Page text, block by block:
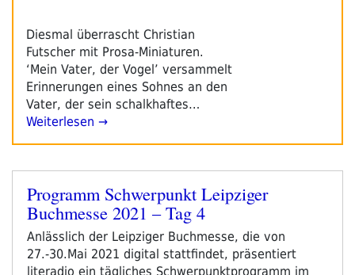
Diesmal überrascht Christian
Futscher mit Prosa-Miniaturen.
‘Mein Vater, der Vogel’ versammelt
Erinnerungen eines Sohnes an den
Vater, der sein schalkhaftes…
Weiterlesen →
Veröffentlicht
am
Programm Schwerpunkt Leipziger
Buchmesse 2021 – Tag 4
Anlässlich der Leipziger Buchmesse, die von
27.-30.Mai 2021 digital stattfindet, präsentiert
literadio ein tägliches Schwerpunktprogramm im